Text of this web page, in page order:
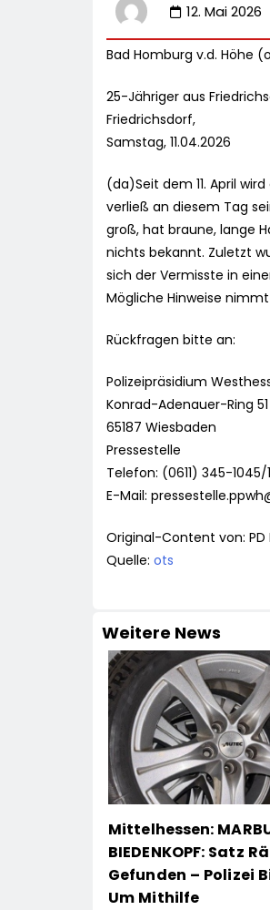
12. Mai 2026
Bad Homburg v.d. Höhe
25-Jähriger aus
Friedrichsdorf,
Samstag, 11.04.2026
(da)Seit dem 11. April
verließ an diesem Tag
groß, hat braune, lange
nichts bekannt. Zuletzt
sich der Vermisste in
Mögliche Hinweise
Rückfragen bitte an:
Polizeipräsidium
Konrad-Adenauer-Ring 51
65187 Wiesbaden
Pressestelle
Telefon: (0611) 345-1045/
E-Mail:
Original-Content von:
Quelle: ots
Weitere News
Mittelhessen:
BIEDENKOPF: Satz
Gefunden – Polizei
Um Mithilfe